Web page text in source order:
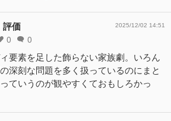
評価
0 0
2025/12/02 14:51
要素を足した飾らない家族劇。いろん
深刻な問題を多く扱っているのにまと
ていうのが観やすくておもしろかっ